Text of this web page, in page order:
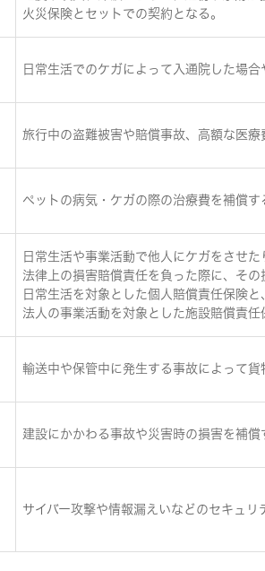
火災保険とセットでの契約となる。
日常生活でのケガによって入通院した場
旅行中の盗難被害や賠償事故、高額な医療
ペットの病気・ケガの際の治療費を補償す
日常生活や事業活動で他人にケガをさせた
法律上の損害賠償責任を負った際に、その
日常生活を対象とした個人賠償責任保険と
法人の事業活動を対象とした施設賠償責
輸送中や保管中に発生する事故によって貨
建設にかかわる事故や災害時の損害を補償
サイバー攻撃や情報漏えいなどのセキュリ